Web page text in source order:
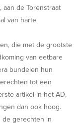
de Torenstraat
van harte
die met de grootste
van eetbare
bundelen hun
tot een
artikel in het AD,
dan ook hoog.
de gerechten in